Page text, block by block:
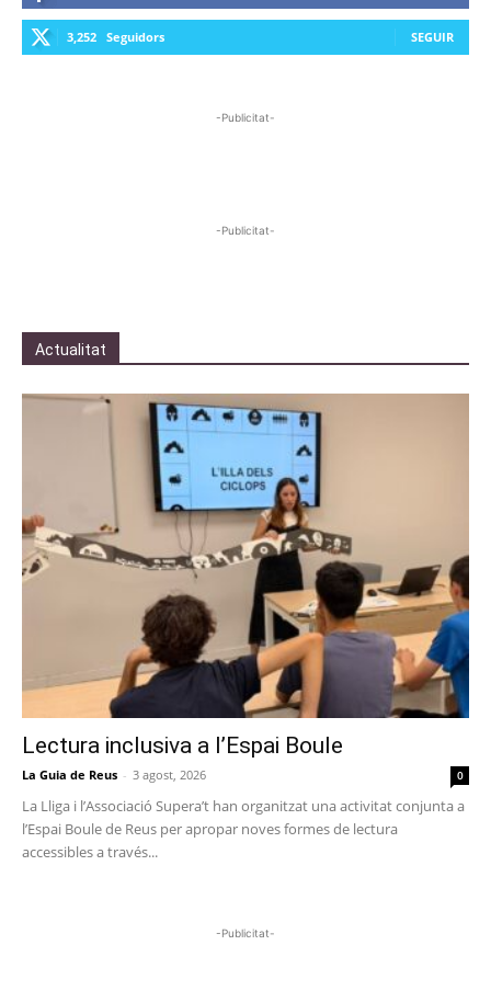
3,252 Seguidors SEGUIR
-Publicitat-
-Publicitat-
Actualitat
Lectura inclusiva a l’Espai Boule
La Guia de Reus - 3 agost, 2026 0
La Lliga i l’Associació Supera’t han organitzat una activitat conjunta a
l’Espai Boule de Reus per apropar noves formes de lectura
accessibles a través...
-Publicitat-